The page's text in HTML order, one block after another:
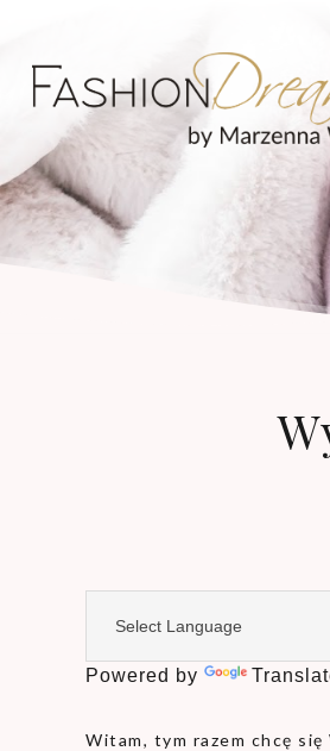
Powered by
Witam, tym razem chcę